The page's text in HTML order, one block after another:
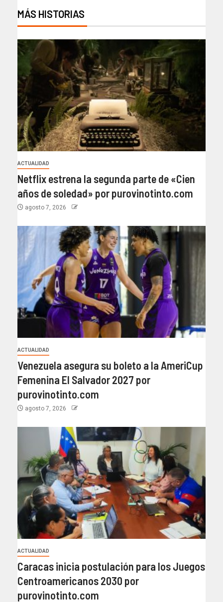
MÁS HISTORIAS
ACTUALIDAD
Netflix estrena la segunda parte de «Cien
años de soledad» por purovinotinto.com
agosto 7, 2026
ACTUALIDAD
Venezuela asegura su boleto a la AmeriCup
Femenina El Salvador 2027 por
purovinotinto.com
agosto 7, 2026
ACTUALIDAD
Caracas inicia postulación para los Juegos
Centroamericanos 2030 por
purovinotinto.com